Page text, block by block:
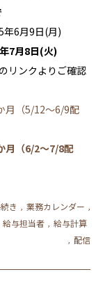
年6月9日(月)
7月8日(火)
リンクよりご確認
月（5/12～6/9配
月（6/2～7/8配
き , 業務カレンダー ,
給与担当者 , 給与計算
, 配信